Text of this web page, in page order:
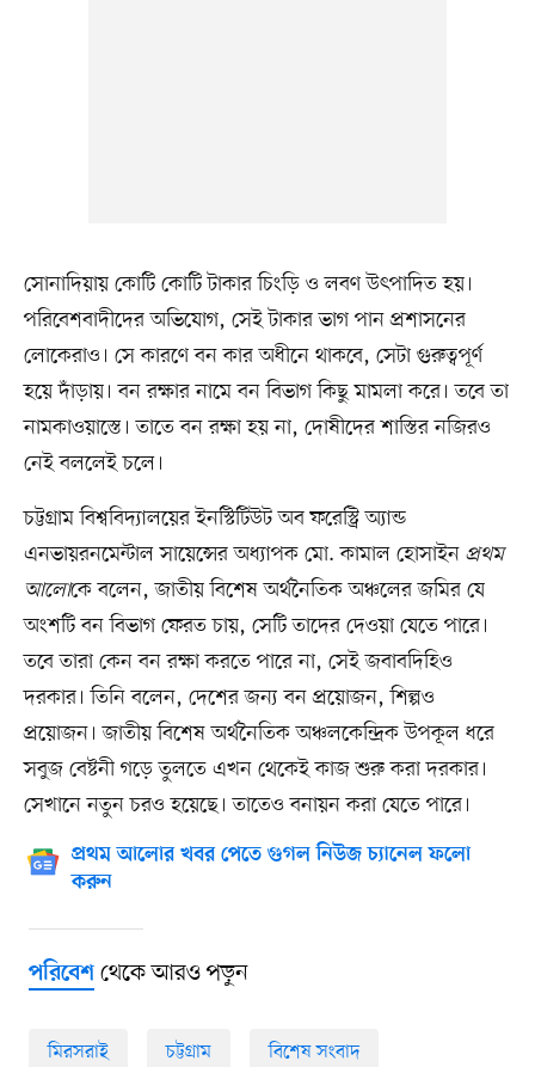
সোনাদিয়ায় কোটি কোটি টাকার চিংড়ি ও লবণ উৎপাদিত হয়।
পরিবেশবাদীদের অভিযোগ, সেই টাকার ভাগ পান প্রশাসনের
লোকেরাও। সে কারণে বন কার অধীনে থাকবে, সেটা গুরুত্বপূর্ণ
হয়ে দাঁড়ায়। বন রক্ষার নামে বন বিভাগ কিছু মামলা করে। তবে তা
নামকাওয়াস্তে। তাতে বন রক্ষা হয় না, দোষীদের শাস্তির নজিরও
নেই বললেই চলে।
চট্টগ্রাম বিশ্ববিদ্যালয়ের ইনস্টিটিউট অব ফরেস্ট্রি অ্যান্ড
এনভায়রনমেন্টাল সায়েন্সের অধ্যাপক মো. কামাল হোসাইন প্রথম
আলোকে বলেন, জাতীয় বিশেষ অর্থনৈতিক অঞ্চলের জমির যে
অংশটি বন বিভাগ ফেরত চায়, সেটি তাদের দেওয়া যেতে পারে।
তবে তারা কেন বন রক্ষা করতে পারে না, সেই জবাবদিহিও
দরকার। তিনি বলেন, দেশের জন্য বন প্রয়োজন, শিল্পও
প্রয়োজন। জাতীয় বিশেষ অর্থনৈতিক অঞ্চলকেন্দ্রিক উপকূল ধরে
সবুজ বেষ্টনী গড়ে তুলতে এখন থেকেই কাজ শুরু করা দরকার।
সেখানে নতুন চরও হয়েছে। তাতেও বনায়ন করা যেতে পারে।
প্রথম আলোর খবর পেতে গুগল নিউজ চ্যানেল ফলো
করুন
পরিবেশথেকে আরও পড়ুন
মিরসরাই চট্টগ্রাম বিশেষ সংবাদ